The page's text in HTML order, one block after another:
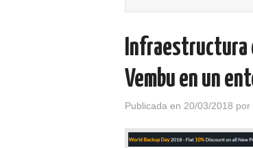
Infraestructura
Vembu en un
Publicada en 20/03/2018 por